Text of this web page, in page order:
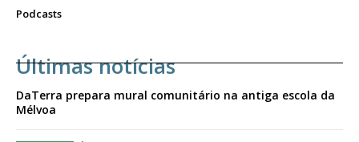
Podcasts
Últimas notícias
DaTerra prepara mural comunitário na antiga escola da
Mélvoa